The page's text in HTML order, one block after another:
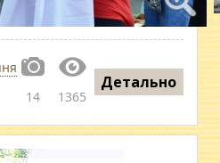
14 1365
Детально